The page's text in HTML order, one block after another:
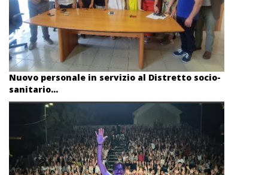
Nuovo personale in servizio al Distretto socio-
sanitario...